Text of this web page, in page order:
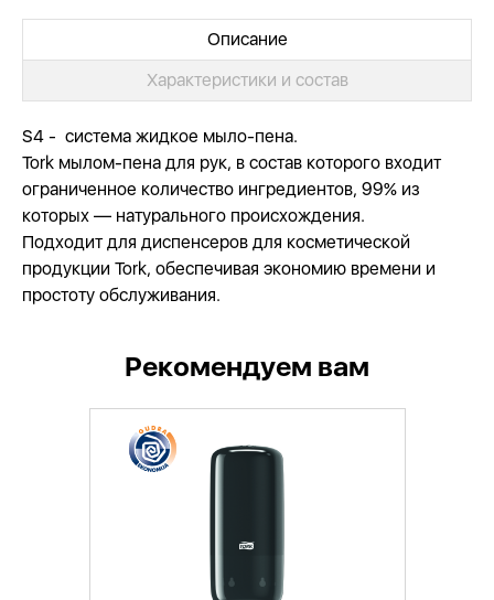
Описание
Характеристики и состав
S4 - система жидкое мыло-пена.
Tork мылом-пена для рук, в состав которого входит
ограниченное количество ингредиентов, 99% из
которых — натурального происхождения.
Подходит для диспенсеров для косметической
продукции Tork, обеспечивая экономию времени и
простоту обслуживания.
Рекомендуем вам